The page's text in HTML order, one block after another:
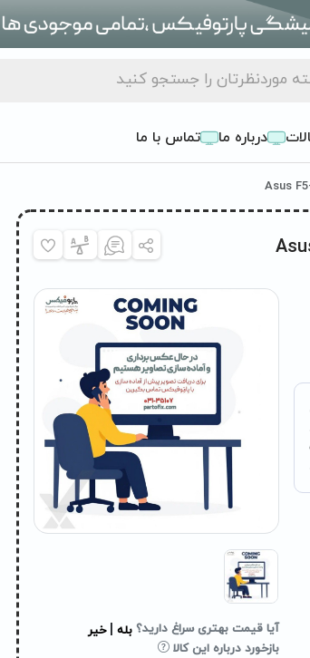
درباره ما تماس با ما
آیا قیمت بهتری سراغ دارید؟ بله
خیر
بازخورد درباره این کالا